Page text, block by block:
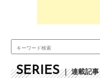
SERIES ｜ 連載記事